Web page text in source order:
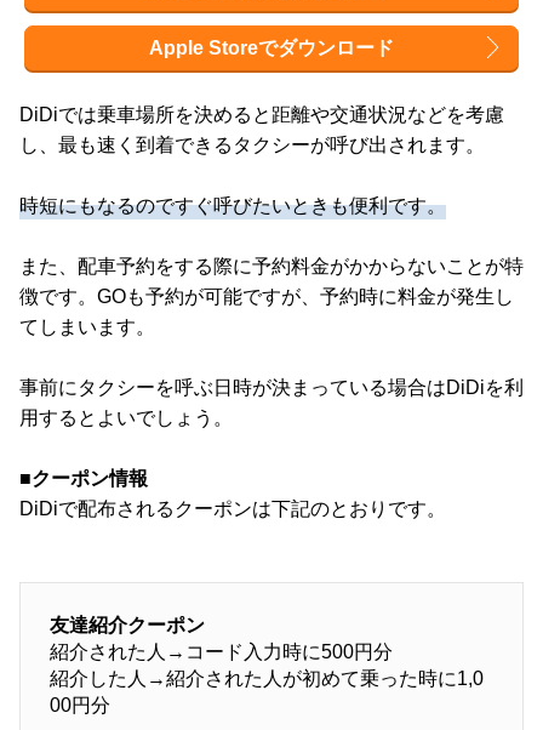
Apple Storeでダウンロード
DiDiでは乗車場所を決めると距離や交通状況などを考慮
し、最も速く到着できるタクシーが呼び出されます。
時短にもなるのですぐ呼びたいときも便利です。
また、配車予約をする際に予約料金がかからないことが特
徴です。GOも予約が可能ですが、予約時に料金が発生し
てしまいます。
事前にタクシーを呼ぶ日時が決まっている場合はDiDiを利
用するとよいでしょう。
■クーポン情報
DiDiで配布されるクーポンは下記のとおりです。
友達紹介クーポン
紹介された人→コード入力時に500円分
紹介した人→紹介された人が初めて乗った時に1,0
00円分